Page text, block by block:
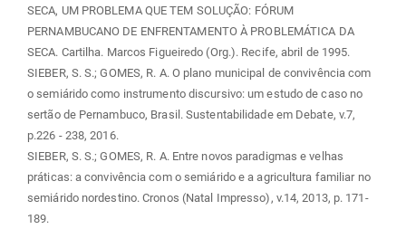
SECA, UM PROBLEMA QUE TEM SOLUÇÃO: FÓRUM
PERNAMBUCANO DE ENFRENTAMENTO À PROBLEMÁTICA DA
SECA. Cartilha. Marcos Figueiredo (Org.). Recife, abril de 1995.
SIEBER, S. S.; GOMES, R. A. O plano municipal de convivência com
o semiárido como instrumento discursivo: um estudo de caso no
sertão de Pernambuco, Brasil. Sustentabilidade em Debate, v.7,
p.226 - 238, 2016.
SIEBER, S. S.; GOMES, R. A. Entre novos paradigmas e velhas
práticas: a convivência com o semiárido e a agricultura familiar no
semiárido nordestino. Cronos (Natal Impresso), v.14, 2013, p. 171-
189.